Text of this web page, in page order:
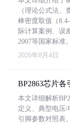
（理论公式法
棒密度取值（
际计算案例、误
2007等国家标准。
2026年8月4日
BP2863芯片各
本文详细解析
定义、典型电压
引脚参数对照表